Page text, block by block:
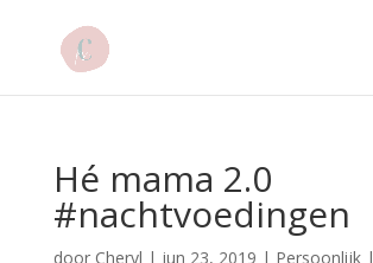
Hé mama 2.0
#nachtvoedingen
door Cheryl | jun 23, 2019 | Persoonlijk|